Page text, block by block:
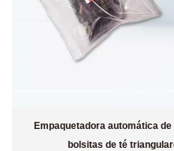
Empaquetadora automática
bolsitas de té